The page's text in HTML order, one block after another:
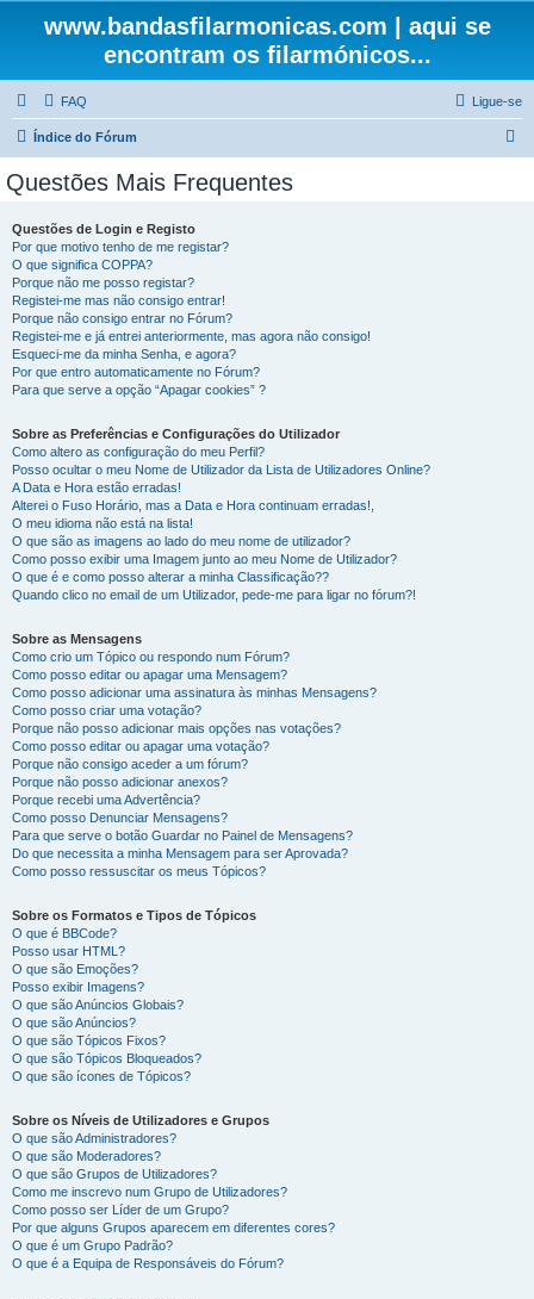
www.bandasfilarmonicas.com | aqui se
encontram os filarmónicos...
FAQ Ligue-se
Índice do Fórum
Questões Mais Frequentes
Questões de Login e Registo
Por que motivo tenho de me registar?
O que significa COPPA?
Porque não me posso registar?
Registei-me mas não consigo entrar!
Porque não consigo entrar no Fórum?
Registei-me e já entrei anteriormente, mas agora não consigo!
Esqueci-me da minha Senha, e agora?
Por que entro automaticamente no Fórum?
Para que serve a opção “Apagar cookies” ?
Sobre as Preferências e Configurações do Utilizador
Como altero as configuração do meu Perfil?
Posso ocultar o meu Nome de Utilizador da Lista de Utilizadores Online?
A Data e Hora estão erradas!
Alterei o Fuso Horário, mas a Data e Hora continuam erradas!,
O meu idioma não está na lista!
O que são as imagens ao lado do meu nome de utilizador?
Como posso exibir uma Imagem junto ao meu Nome de Utilizador?
O que é e como posso alterar a minha Classificação??
Quando clico no email de um Utilizador, pede-me para ligar no fórum?!
Sobre as Mensagens
Como crio um Tópico ou respondo num Fórum?
Como posso editar ou apagar uma Mensagem?
Como posso adicionar uma assinatura às minhas Mensagens?
Como posso criar uma votação?
Porque não posso adicionar mais opções nas votações?
Como posso editar ou apagar uma votação?
Porque não consigo aceder a um fórum?
Porque não posso adicionar anexos?
Porque recebi uma Advertência?
Como posso Denunciar Mensagens?
Para que serve o botão Guardar no Painel de Mensagens?
Do que necessita a minha Mensagem para ser Aprovada?
Como posso ressuscitar os meus Tópicos?
Sobre os Formatos e Tipos de Tópicos
O que é BBCode?
Posso usar HTML?
O que são Emoções?
Posso exibir Imagens?
O que são Anúncios Globais?
O que são Anúncios?
O que são Tópicos Fixos?
O que são Tópicos Bloqueados?
O que são ícones de Tópicos?
Sobre os Níveis de Utilizadores e Grupos
O que são Administradores?
O que são Moderadores?
O que são Grupos de Utilizadores?
Como me inscrevo num Grupo de Utilizadores?
Como posso ser Líder de um Grupo?
Por que alguns Grupos aparecem em diferentes cores?
O que é um Grupo Padrão?
O que é a Equipa de Responsáveis do Fórum?